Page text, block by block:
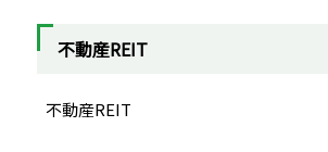
不動産REIT
不動産REIT